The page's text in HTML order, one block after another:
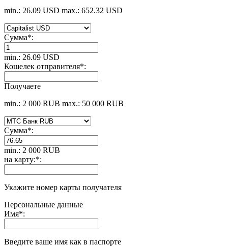
min.: 26.09 USD max.: 652.32 USD
Сумма*:
min.: 26.09 USD
Кошелек отправителя*:
Получаете
min.: 2 000 RUB max.: 50 000 RUB
Сумма*:
min.: 2 000 RUB
на карту:*:
Укажите номер карты получателя
Персональные данные
Имя*:
Введите ваше имя как в паспорте